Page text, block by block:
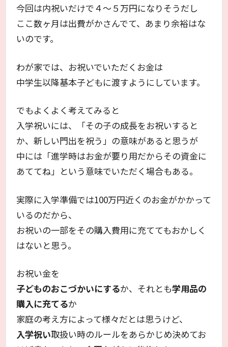
今回は内祝いだけで４～５万円になりそうだし
ここ数ヶ月は出費がかさんでて、あまり余裕はな
いのです。
わが家では、お祝いでいただくお金は
中学生以降基本子どもに渡すようにしています。
でもよくよく考えてみると
入学祝いには、「その子の成長をお祝いすると
か、新しい門出を祝う」の意味があると思うが
中には「進学時はお金が要り用だからその資金に
あててね」という意味でいただく場合もある。
実際に入学準備では100万円近くのお金がかかって
いるのだから、
お祝いの一部をその購入費用に充ててもおかしく
はないと思う。
お祝い金を
子どものおこづかいにするか、それとも学用品の
購入に充てるか
家庭の考え方によって様々だとは思うけど、
入学祝い取扱い時のルールをあらかじめ決めてお